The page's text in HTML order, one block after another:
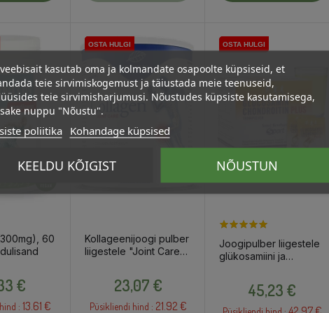
60
€
: 13.61 €
OSTA HULGI
OSTA HULGI
OSTA HULGI
OSTA HULGI
Kollageenijoogi pulber
liigestele "Joint Care",
23,07 €
Püsikliendi hind : 21.92 €
OSTA HULGI
OSTA HULGI
Joogipulber liigestele
glükosamiini ja
45,23 €
kasutab oma ja kolmandate osapoolte küpsiseid, et
teie sirvimiskogemust ja täiustada meie teenuseid,
teie sirvimisharjumusi. Nõustudes küpsiste kasutamisega,
nuppu "Nõustu".
poliitika Kohandage küpsised
KEELDU KÕIGIST NÕUSTUN